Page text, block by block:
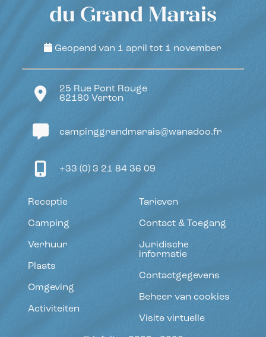
du Grand Marais
Geopend van 1 april tot 1 november
25 Rue Pont Rouge
62180 Verton
campinggrandmarais@wanadoo.fr
+33 (0) 3 21 84 36 09
Receptie
Camping
Verhuur
Plaats
Omgeving
Activiteiten
Tarieven
Contact & Toegang
Juridische
informatie
Contactgegevens
Beheer van cookies
Visite virtuelle